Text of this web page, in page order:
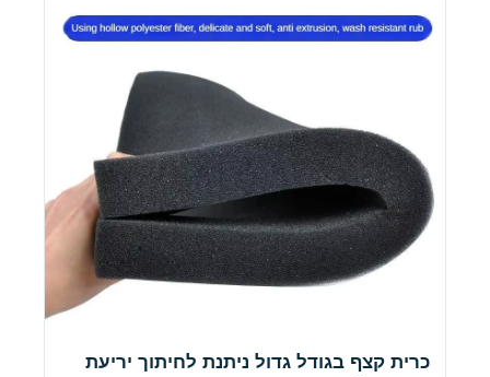
כרית קצף בגודל גדול ניתנת לחיתוך יריעת